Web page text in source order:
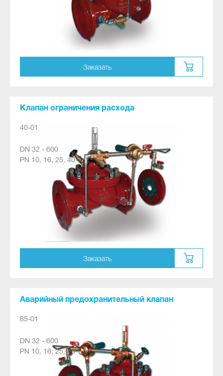
Заказать
Клапан ограничения расхода
40-01
DN 32 - 600
PN 10, 16, 25, 40
Заказать
Аварийный предохранительный клапан
85-01
DN 32 - 600
PN 10, 16, 25, 40